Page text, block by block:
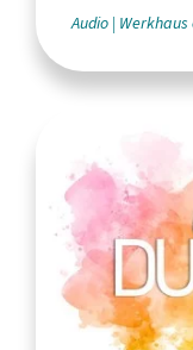
Audio Werkhaus